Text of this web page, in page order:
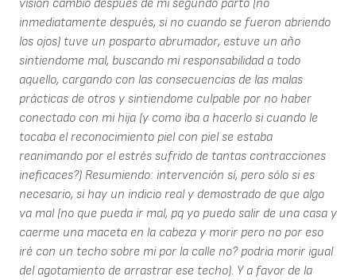
visión cambió después de mi segundo parto (no
inmediatamente después, si no cuando se fueron abriendo
los ojos) tuve un posparto abrumador, estuve un año
sintiendome mal, buscando mi responsabilidad a todo
aquello, cargando con las consecuencias de las malas
prácticas de otros y sintiendome culpable por no haber
conectado con mi hija (y como iba a hacerlo si cuando le
tocaba el reconocimiento piel con piel se estaba
reanimando por el estrés sufrido de tantas contracciones
ineficaces?) Resumiendo: intervención sí, pero sólo si es
necesario, si hay un indicio real y demostrado de que algo
va mal (no que pueda ir mal, pq yo puedo salir de una casa y
caerme una maceta en la cabeza y morir pero no por eso
iré con un techo sobre mi por la calle no? podria morir igual
del agotamiento de arrastrar ese techo). Y a favor de la